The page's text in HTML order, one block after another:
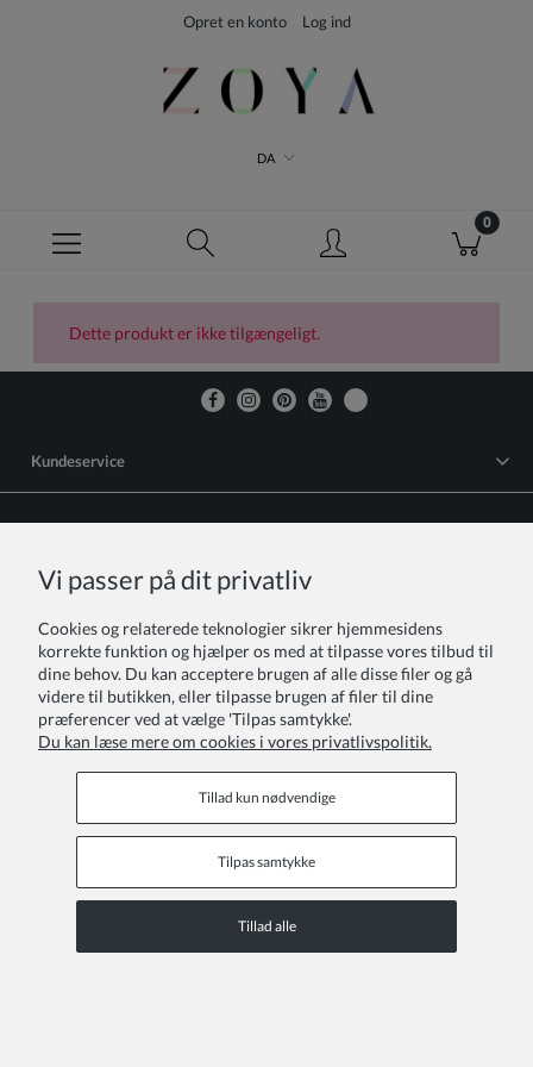
Opret en konto Log ind
DA
Dette produkt er ikke tilgængeligt.
Kundeservice
Se den fulde version af webstedet
Vi passer på dit privatliv
Cookies og relaterede teknologier sikrer hjemmesidens
korrekte funktion og hjælper os med at tilpasse vores tilbud til
dine behov. Du kan acceptere brugen af alle disse filer og gå
videre til butikken, eller tilpasse brugen af filer til dine
præferencer ved at vælge 'Tilpas samtykke'.
Du kan læse mere om cookies i vores privatlivspolitik.
Tillad kun nødvendige
Tilpas samtykke
Tillad alle